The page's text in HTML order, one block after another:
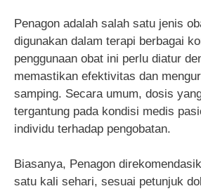
Penagon adalah salah satu jenis
digunakan dalam terapi berbagai
penggunaan obat ini perlu diatur
memastikan efektivitas dan
samping. Secara umum, dosis
tergantung pada kondisi medis
individu terhadap pengobatan.
Biasanya, Penagon
satu kali sehari, sesuai petunjuk